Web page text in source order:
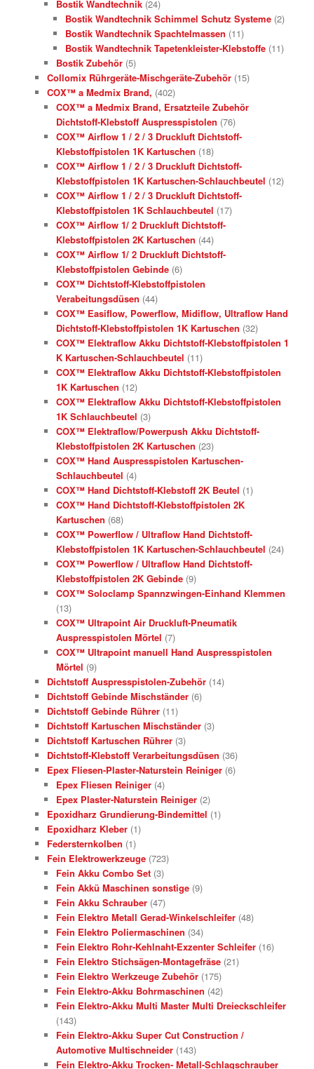
Bostik Wandtechnik (24)
Bostik Wandtechnik Schimmel Schutz Systeme (2)
Bostik Wandtechnik Spachtelmassen (11)
Bostik Wandtechnik Tapetenkleister-Klebstoffe (11)
Bostik Zubehör (5)
Collomix Rührgeräte-Mischgeräte-Zubehör (15)
COX™ a Medmix Brand, (402)
COX™ a Medmix Brand, Ersatzteile Zubehör
Dichtstoff-Klebstoff Auspresspistolen (76)
COX™ Airflow 1 / 2 / 3 Druckluft Dichtstoff-
Klebstoffpistolen 1K Kartuschen (18)
COX™ Airflow 1 / 2 / 3 Druckluft Dichtstoff-
Klebstoffpistolen 1K Kartuschen-Schlauchbeutel (12)
COX™ Airflow 1 / 2 / 3 Druckluft Dichtstoff-
Klebstoffpistolen 1K Schlauchbeutel (17)
COX™ Airflow 1/ 2 Druckluft Dichtstoff-
Klebstoffpistolen 2K Kartuschen (44)
COX™ Airflow 1/ 2 Druckluft Dichtstoff-
Klebstoffpistolen Gebinde (6)
COX™ Dichtstoff-Klebstoffpistolen
Verabeitungsdüsen (44)
COX™ Easiflow, Powerflow, Midiflow, Ultraflow Hand
Dichtstoff-Klebstoffpistolen 1K Kartuschen (32)
COX™ Elektraflow Akku Dichtstoff-Klebstoffpistolen 1
K Kartuschen-Schlauchbeutel (11)
COX™ Elektraflow Akku Dichtstoff-Klebstoffpistolen
1K Kartuschen (12)
COX™ Elektraflow Akku Dichtstoff-Klebstoffpistolen
1K Schlauchbeutel (3)
COX™ Elektraflow/Powerpush Akku Dichtstoff-
Klebstoffpistolen 2K Kartuschen (23)
COX™ Hand Auspresspistolen Kartuschen-
Schlauchbeutel (4)
COX™ Hand Dichtstoff-Klebstoff 2K Beutel (1)
COX™ Hand Dichtstoff-Klebstoffpistolen 2K
Kartuschen (68)
COX™ Powerflow / Ultraflow Hand Dichtstoff-
Klebstoffpistolen 1K Kartuschen-Schlauchbeutel (24)
COX™ Powerflow / Ultraflow Hand Dichtstoff-
Klebstoffpistolen 2K Gebinde (9)
COX™ Soloclamp Spannzwingen-Einhand Klemmen
(13)
COX™ Ultrapoint Air Druckluft-Pneumatik
Auspresspistolen Mörtel (7)
COX™ Ultrapoint manuell Hand Auspresspistolen
Mörtel (9)
Dichtstoff Auspresspistolen-Zubehör (14)
Dichtstoff Gebinde Mischständer (6)
Dichtstoff Gebinde Rührer (11)
Dichtstoff Kartuschen Mischständer (3)
Dichtstoff Kartuschen Rührer (3)
Dichtstoff-Klebstoff Verarbeitungsdüsen (36)
Epex Fliesen-Plaster-Naturstein Reiniger (6)
Epex Fliesen Reiniger (4)
Epex Plaster-Naturstein Reiniger (2)
Epoxidharz Grundierung-Bindemittel (1)
Epoxidharz Kleber (1)
Federsternkolben (1)
Fein Elektrowerkzeuge (723)
Fein Akku Combo Set (3)
Fein Akkü Maschinen sonstige (9)
Fein Akku Schrauber (47)
Fein Elektro Metall Gerad-Winkelschleifer (48)
Fein Elektro Poliermaschinen (34)
Fein Elektro Rohr-Kehlnaht-Exzenter Schleifer (16)
Fein Elektro Stichsägen-Montagefräse (21)
Fein Elektro Werkzeuge Zubehör (175)
Fein Elektro-Akku Bohrmaschinen (42)
Fein Elektro-Akku Multi Master Multi Dreieckschleifer
(143)
Fein Elektro-Akku Super Cut Construction /
Automotive Multischneider (143)
Fein Elektro-Akku Trocken- Metall-Schlagschrauber